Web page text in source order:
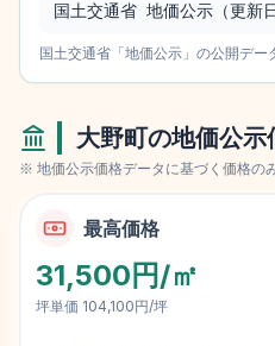
国土交通省 地価公示（更新
国土交通省「地価公示」の公開デー
大野町の地価公示
※ 地価公示価格データに基づく価格の
最高価格
31,500円/㎡
坪単価 104,100円/坪